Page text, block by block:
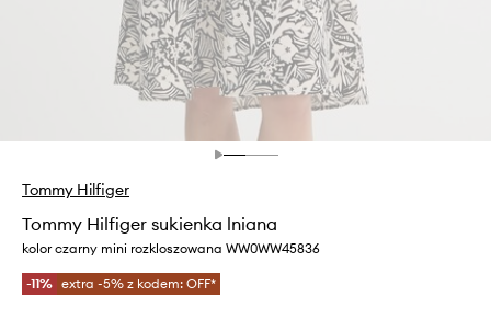
Tommy Hilfiger
Tommy Hilfiger sukienka lniana
kolor czarny mini rozkloszowana WW0WW45836
-11% extra -5% z kodem: OFF*